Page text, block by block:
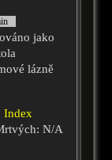
jako
lázně
Index
N/A